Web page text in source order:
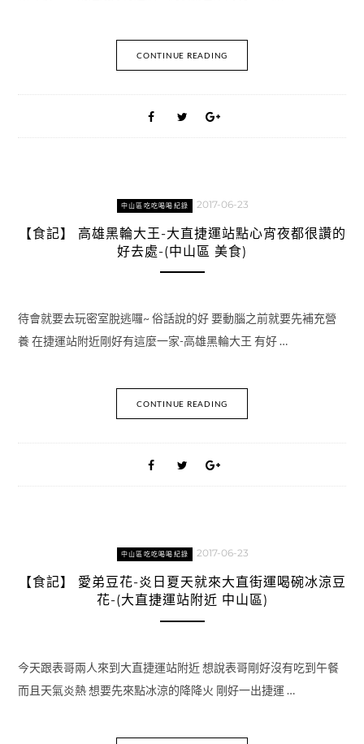
CONTINUE READING
中山區吃吃喝喝紀錄 2017-06-23
【食記】 高雄黑輪大王-大直捷運站點心宵夜都很讚的
好去處-(中山區 美食)
待會就要去玩密室脫逃囉~ 俗話說的好 要動腦之前就要先補充營
養 在捷運站附近剛好有這麼一家-高雄黑輪大王 有好 …
CONTINUE READING
中山區吃吃喝喝紀錄 2017-06-23
【食記】 愛弟豆花-炎日夏天就來大直街運喝碗冰涼豆
花-(大直捷運站附近 中山區)
今天跟表哥兩人來到大直捷運站附近 想說表哥剛好沒有吃到午餐
而且天氣炎熱 想要先來點冰涼的降降火 剛好一出捷運 …